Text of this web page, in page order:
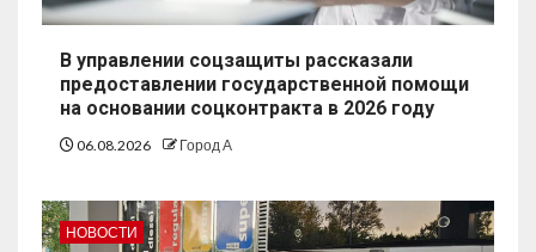
В управлении соцзащиты рассказали
предоставлении государственной помощи
на основании соцконтракта в 2026 году
06.08.2026 Город А
НОВОСТИ